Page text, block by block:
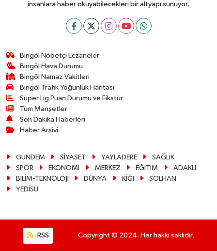
insanlara haber okuyabilecekleri bir altyapı sunuyor.
Bingöl Nöbetçi Eczaneler
Bingöl Hava Durumu
Bingöl Namaz Vakitleri
Bingöl Trafik Yoğunluk Haritası
Süper Lig Puan Durumu ve Fikstür
Tüm Manşetler
Son Dakika Haberleri
Haber Arşivi
GÜNDEM SİYASET YAYLADERE
SAĞLIK
SPOR
EKONOMİ MERKEZ EĞİTİM
ADAKLI
BİLİM-TEKNOLOJİ
DÜNYA KİĞI
SOLHAN
YEDİSU
RSS Copyright © 2024. Her hakkı saklıdır.